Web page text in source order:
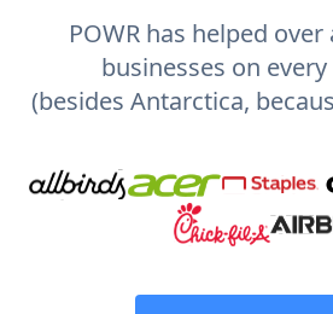
POWR has helped
businesses on
(besides Antarctica,